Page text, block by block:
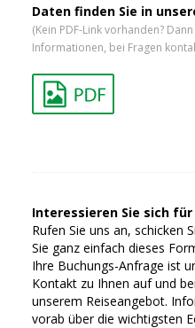
Daten finden Sie in
(Kein PDF-Link vorhanden?
Informationen, bei Fragen
Interessieren Sie sich für
Rufen Sie uns an, schicken
Sie ganz einfach dieses
Ihre Buchungs-Anfrage ist
Kontakt zu Ihnen auf und
unserem Reiseangebot.
vorab über die wichtigsten